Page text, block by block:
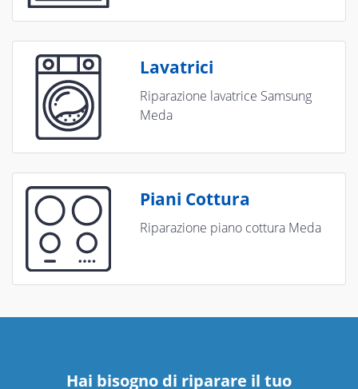
Lavatrici
Riparazione lavatrice Samsung
Meda
Piani Cottura
Riparazione piano cottura Meda
Hai bisogno di riparare il tuo